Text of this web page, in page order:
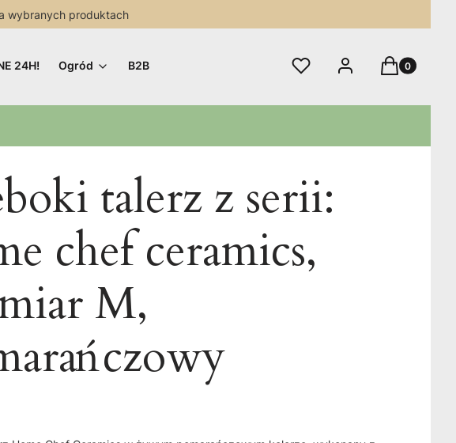
wybranych produktach
24H! Ogród B2B Ulubione Zaloguj sięProdukty w
Koszyk
talerz z serii:
chef ceramics,
M,